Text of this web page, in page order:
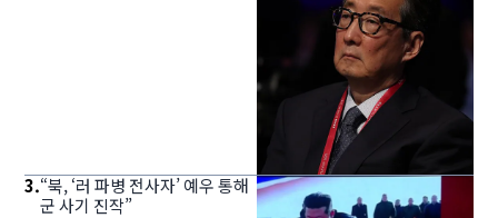
3.“북, ‘러 파병 전사자’ 예우 통해
군 사기 진작”